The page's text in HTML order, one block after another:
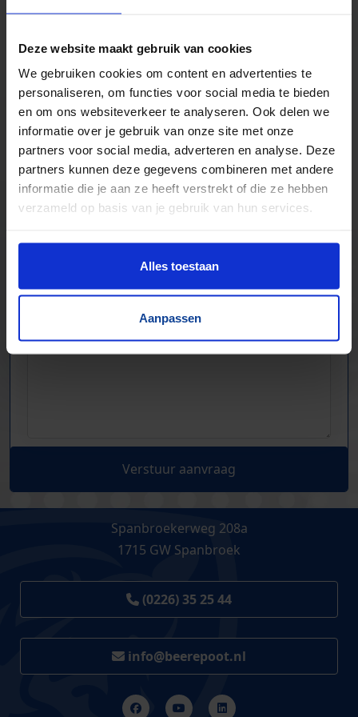
Deze website maakt gebruik van cookies
We gebruiken cookies om content en advertenties te
personaliseren, om functies voor social media te bieden
en om ons websiteverkeer te analyseren. Ook delen we
informatie over je gebruik van onze site met onze
partners voor social media, adverteren en analyse. Deze
partners kunnen deze gegevens combineren met andere
informatie die je aan ze heeft verstrekt of die ze hebben
verzameld op basis van je gebruik van hun services.
Alles toestaan
Aanpassen
Veel verschillende bandbreedtes
Extreem veel lopende banden direct leverbaar
Maatwerk mogelijk, nieuw en gebruikt
Verstuur aanvraag
Spanbroekerweg 208a
1715 GW Spanbroek
(0226) 35 25 44
info@beerepoot.nl